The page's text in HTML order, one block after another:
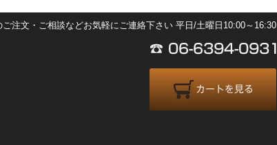
ご注文・ご相談などお気軽にご連絡下さい 平日/土曜日10:00～16:30